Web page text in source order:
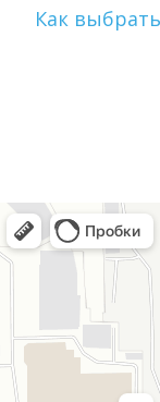
Как